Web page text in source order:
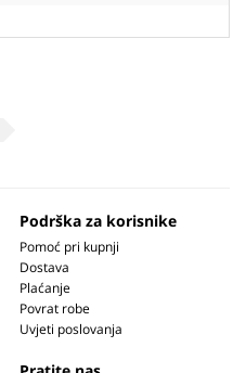
Podrška za korisnike
Pomoć pri kupnji
Dostava
Plaćanje
Povrat robe
Uvjeti poslovanja